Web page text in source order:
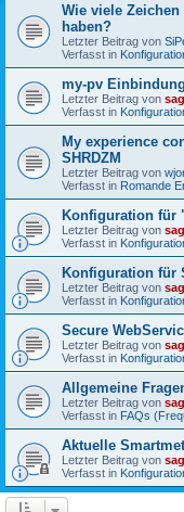
Wie viele Zeichen
haben?
Letzter Beitrag von
Verfasst in
my-pv Einbindung
Letzter Beitrag von
Verfasst in
My experience
SHRDZM
Letzter Beitrag von
Verfasst in Romande
Konfiguration für
Letzter Beitrag von
Verfasst in
Konfiguration für
Letzter Beitrag von
Verfasst in
Secure
Letzter Beitrag von
Verfasst in
Allgemeine
Letzter Beitrag von
Verfasst in FAQs
Aktuelle
Letzter Beitrag von
Verfasst in